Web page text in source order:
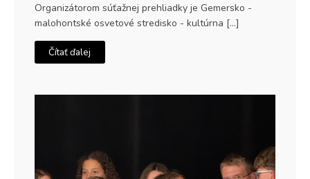
Organizátorom súťažnej prehliadky je Gemersko -
malohontské osvetové stredisko - kultúrna […]
Čítať ďalej